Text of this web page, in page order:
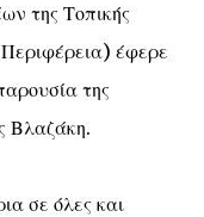
της Τοπικής
έφερε
της
Βλαζάκη.
σε όλες και